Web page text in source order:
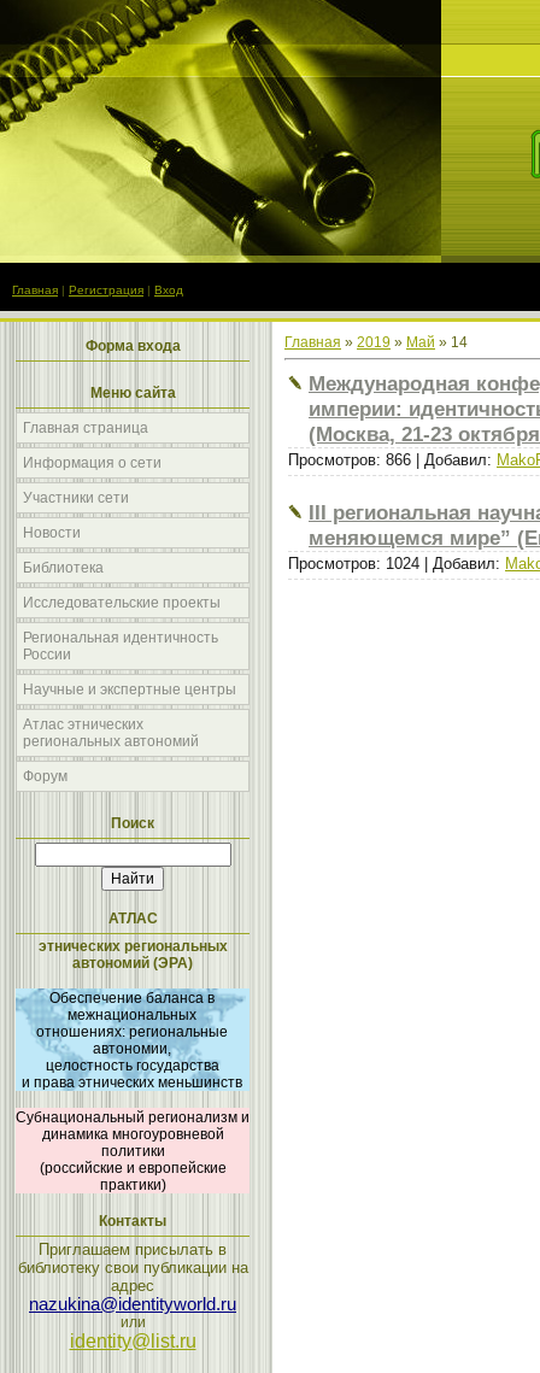
Главная | Регистрация | Вход
Форма входа
Меню сайта
Главная страница
Информация о сети
Участники сети
Новости
Библиотека
Исследовательские проекты
Региональная идентичность
России
Научные и экспертные центры
Атлас этнических
региональных автономий
Форум
Поиск
АТЛАС
этнических региональных
автономий (ЭРА)
Обеспечение баланса в
межнациональных
отношениях: региональные
автономии,
целостность государства
и права этнических меньшинств
Субнациональный регионализм и
динамика многоуровневой
политики
(российские и европейские
практики)
Контакты
Приглашаем присылать в
библиотеку свои публикации на
адрес
nazukina@identityworld.ru
или
identity@list.ru
Главная » 2019 » Май » 14
Международная
империи:
(Москва, 21-23
Просмотров: 866 | Добавил:
III региональная
меняющемся мире”
Просмотров: 1024 | Добавил: